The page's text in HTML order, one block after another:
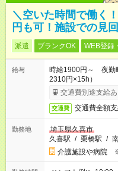
＼空いた時間で働く
円も可！施設での見
派遣 ブランクOK WEB登録
給与
時給1900円～ 夜勤
2310円×15h）
交通費別途支給あ
交通費 交通費全額
勤務地
埼玉県久喜市
久喜駅 / 栗橋駅 /
介護施設や病院